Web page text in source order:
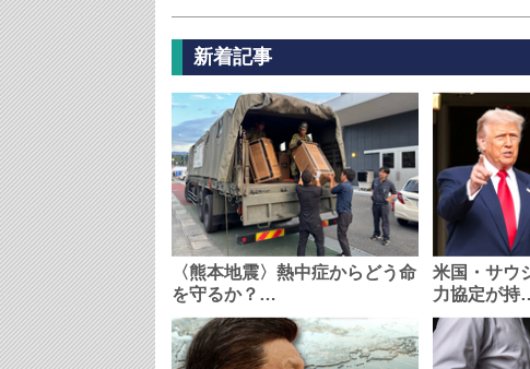
新着記事
〈熊本地震〉熱中症からどう命
を守るか？…
米国・サウ
力協定が持